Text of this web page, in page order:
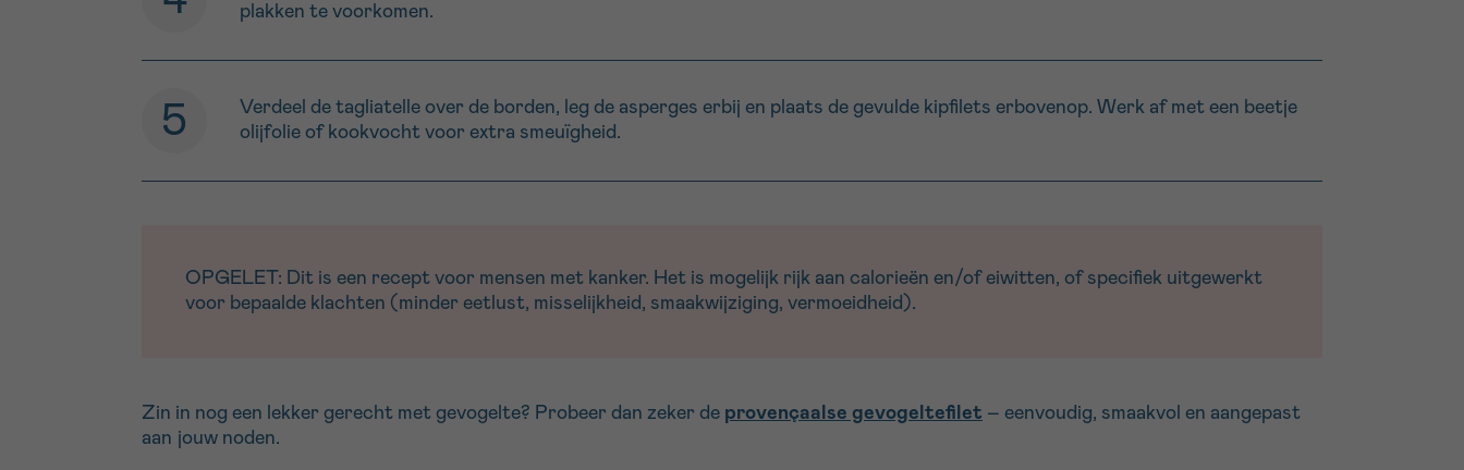
plakken te voorkomen.
Verdeel de tagliatelle over de borden, leg de asperges erbij en plaats de gevulde kipfilets erbovenop. Werk af met een beetje
olijfolie of kookvocht voor extra smeuïgheid.
OPGELET: Dit is een recept voor mensen met kanker. Het is mogelijk rijk aan calorieën en/of eiwitten, of specifiek uitgewerkt
voor bepaalde klachten (minder eetlust, misselijkheid, smaakwijziging, vermoeidheid).
Zin in nog een lekker gerecht met gevogelte? Probeer dan zeker de provençaalse gevogeltefilet – eenvoudig, smaakvol en aangepast
aan jouw noden.